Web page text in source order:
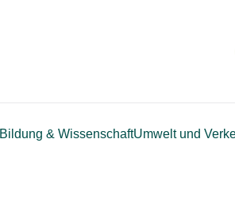
Bildung & WissenschaftUmwelt und